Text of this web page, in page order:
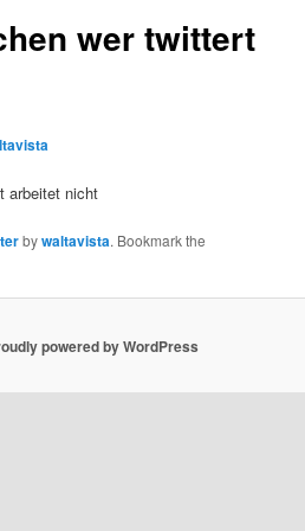
wer twittert
arbeitet nicht
bywaltavista. Bookmark the
powered by WordPress